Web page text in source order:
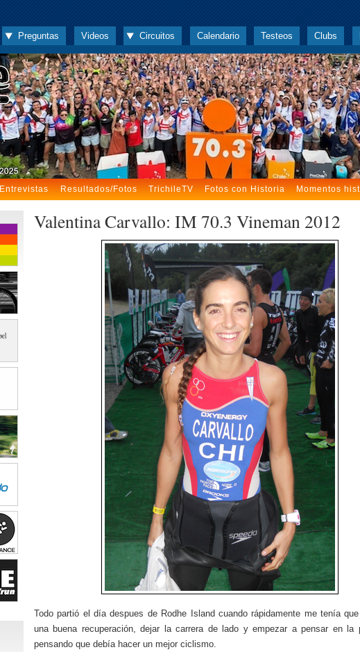
Preguntas Videos Circuitos Calendario Testeos Clubs
Entrevistas Resultados/Fotos TrichileTV Fotos con Historia Momentos
Valentina Carvallo: IM 70.3 Vineman 2012
Todo partió el día despues de Rodhe Island cuando rápidamente me tenía
una buena recuperación, dejar la carrera de lado y empezar a pensar en la
pensando que debía hacer un mejor ciclismo.